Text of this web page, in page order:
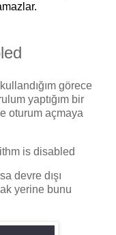
görece
yaptığım bir
oturum açmaya
is disabled
devre dışı
yerine bunu